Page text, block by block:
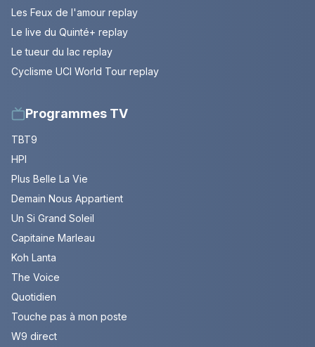
Les Feux de l'amour replay
Le live du Quinté+ replay
Le tueur du lac replay
Cyclisme UCI World Tour replay
Programmes TV
TBT9
HPI
Plus Belle La Vie
Demain Nous Appartient
Un Si Grand Soleil
Capitaine Marleau
Koh Lanta
The Voice
Quotidien
Touche pas à mon poste
W9 direct